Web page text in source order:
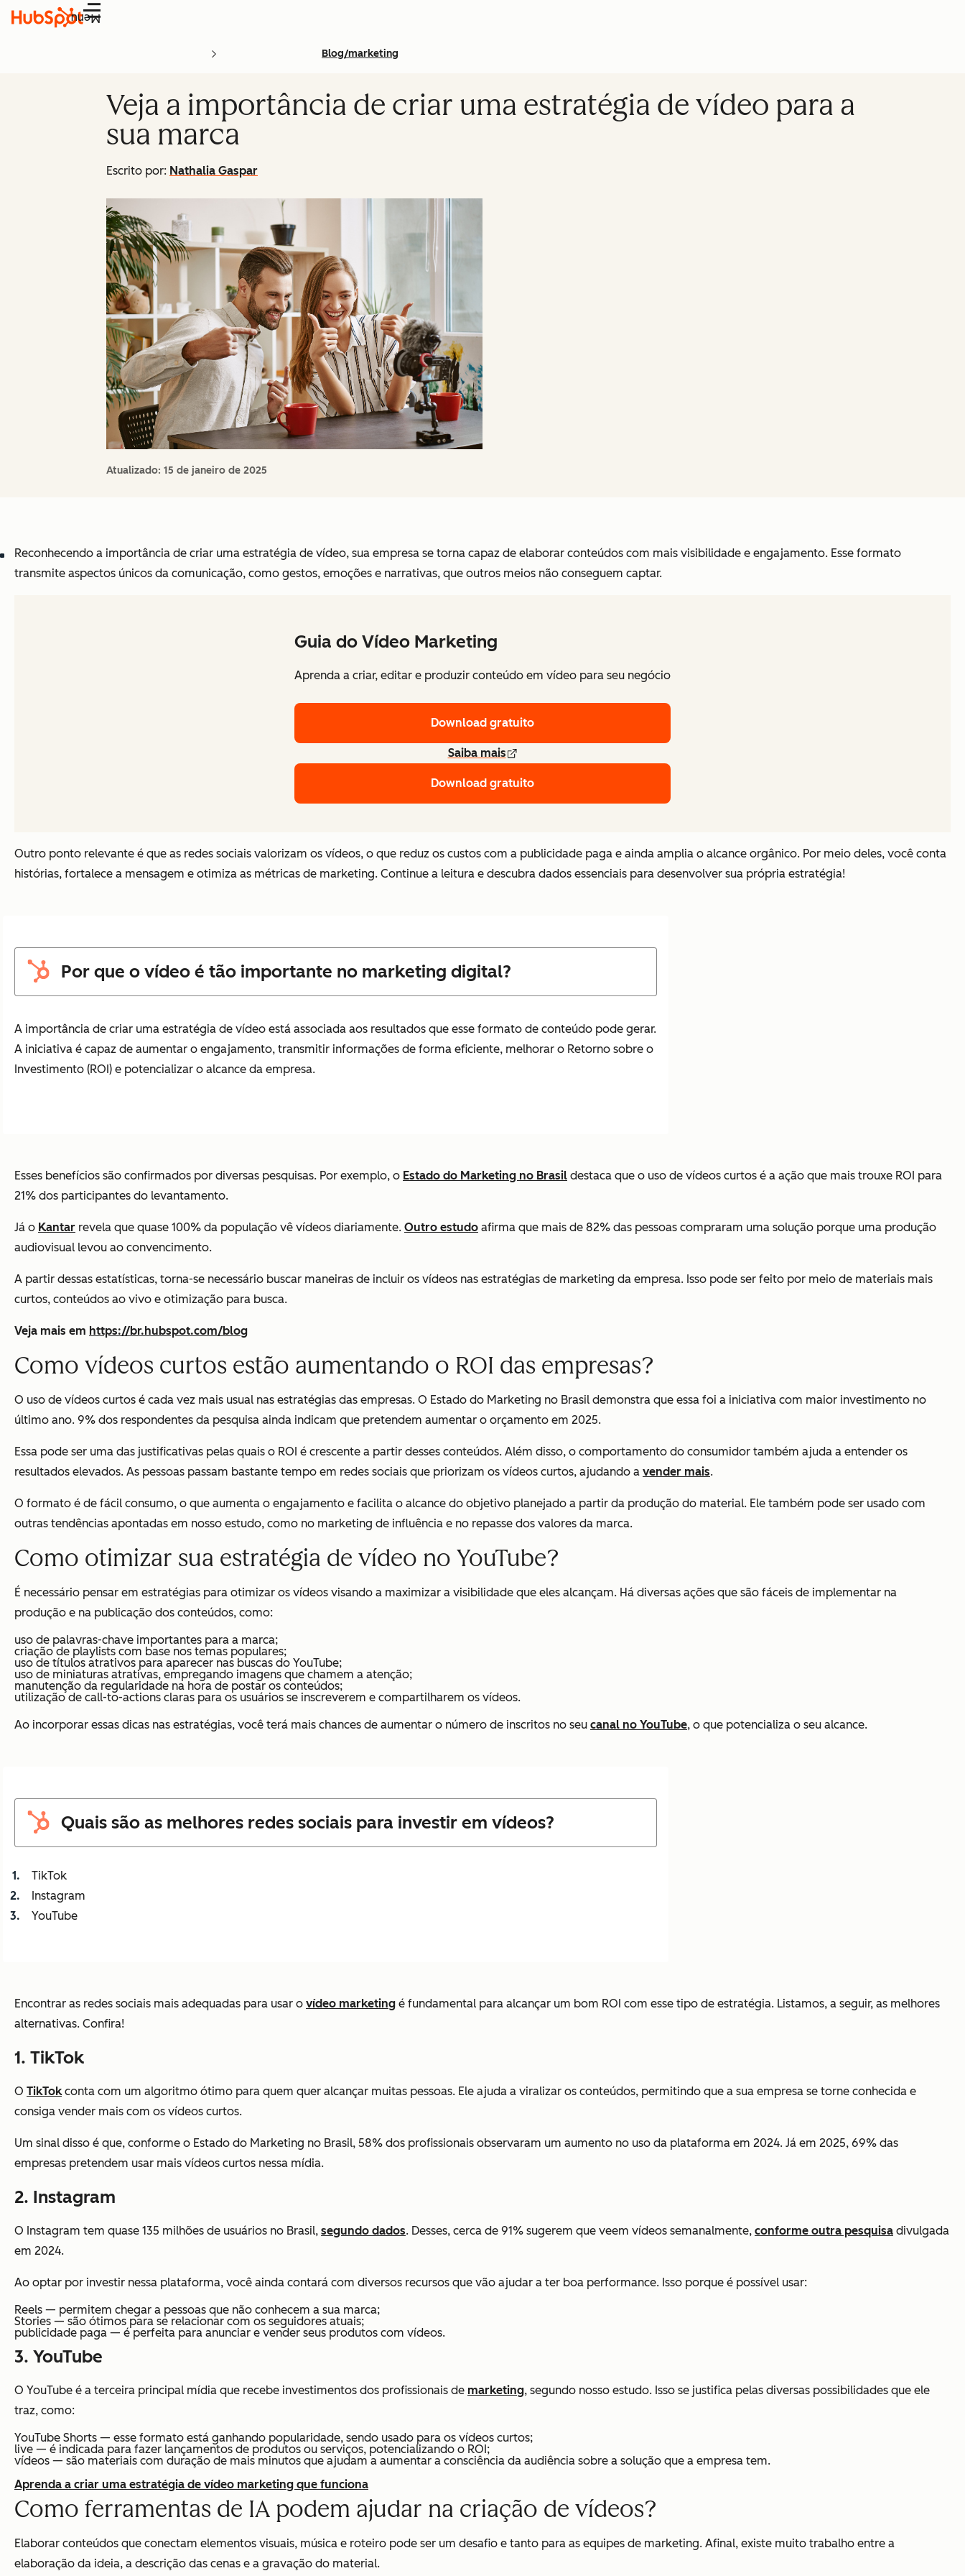
Menu
Blog/marketing
Veja a importância de criar uma estratégia de vídeo para a
sua marca
Escrito por: Nathalia Gaspar
Atualizado: 15 de janeiro de 2025
Reconhecendo a importância de criar uma estratégia de vídeo, sua empresa se torna capaz de elaborar conteúdos com mais visibilidade e engajamento. Esse formato
transmite aspectos únicos da comunicação, como gestos, emoções e narrativas, que outros meios não conseguem captar.
Guia do Vídeo Marketing
Aprenda a criar, editar e produzir conteúdo em vídeo para seu negócio
Download gratuito
Saiba mais
Download gratuito
Outro ponto relevante é que as redes sociais valorizam os vídeos, o que reduz os custos com a publicidade paga e ainda amplia o alcance orgânico. Por meio deles, você conta
histórias, fortalece a mensagem e otimiza as métricas de marketing. Continue a leitura e descubra dados essenciais para desenvolver sua própria estratégia!
Por que o vídeo é tão importante no marketing digital?
A importância de criar uma estratégia de vídeo está associada aos resultados que esse formato de conteúdo pode gerar.
A iniciativa é capaz de aumentar o engajamento, transmitir informações de forma eficiente, melhorar o Retorno sobre o
Investimento (ROI) e potencializar o alcance da empresa.
Esses benefícios são confirmados por diversas pesquisas. Por exemplo, o Estado do Marketing no Brasil destaca que o uso de vídeos curtos é a ação que mais trouxe ROI para
21% dos participantes do levantamento.
Já o Kantar revela que quase 100% da população vê vídeos diariamente. Outro estudo afirma que mais de 82% das pessoas compraram uma solução porque uma produção
audiovisual levou ao convencimento.
A partir dessas estatísticas, torna-se necessário buscar maneiras de incluir os vídeos nas estratégias de marketing da empresa. Isso pode ser feito por meio de materiais mais
curtos, conteúdos ao vivo e otimização para busca.
Veja mais em https://br.hubspot.com/blog
Como vídeos curtos estão aumentando o ROI das empresas?
O uso de vídeos curtos é cada vez mais usual nas estratégias das empresas. O Estado do Marketing no Brasil demonstra que essa foi a iniciativa com maior investimento no
último ano. 9% dos respondentes da pesquisa ainda indicam que pretendem aumentar o orçamento em 2025.
Essa pode ser uma das justificativas pelas quais o ROI é crescente a partir desses conteúdos. Além disso, o comportamento do consumidor também ajuda a entender os
resultados elevados. As pessoas passam bastante tempo em redes sociais que priorizam os vídeos curtos, ajudando a vender mais.
O formato é de fácil consumo, o que aumenta o engajamento e facilita o alcance do objetivo planejado a partir da produção do material. Ele também pode ser usado com
outras tendências apontadas em nosso estudo, como no marketing de influência e no repasse dos valores da marca.
Como otimizar sua estratégia de vídeo no YouTube?
É necessário pensar em estratégias para otimizar os vídeos visando a maximizar a visibilidade que eles alcançam. Há diversas ações que são fáceis de implementar na
produção e na publicação dos conteúdos, como:
uso de palavras-chave importantes para a marca;
criação de playlists com base nos temas populares;
uso de títulos atrativos para aparecer nas buscas do YouTube;
uso de miniaturas atrativas, empregando imagens que chamem a atenção;
manutenção da regularidade na hora de postar os conteúdos;
utilização de call-to-actions claras para os usuários se inscreverem e compartilharem os vídeos.
Ao incorporar essas dicas nas estratégias, você terá mais chances de aumentar o número de inscritos no seu canal no YouTube, o que potencializa o seu alcance.
Quais são as melhores redes sociais para investir em vídeos?
TikTok
Instagram
YouTube
Encontrar as redes sociais mais adequadas para usar o vídeo marketing é fundamental para alcançar um bom ROI com esse tipo de estratégia. Listamos, a seguir, as melhores
alternativas. Confira!
1. TikTok
O TikTokconta com um algoritmo ótimo para quem quer alcançar muitas pessoas. Ele ajuda a viralizar os conteúdos, permitindo que a sua empresa se torne conhecida e
consiga vender mais com os vídeos curtos.
Um sinal disso é que, conforme o Estado do Marketing no Brasil, 58% dos profissionais observaram um aumento no uso da plataforma em 2024. Já em 2025, 69% das
empresas pretendem usar mais vídeos curtos nessa mídia.
2. Instagram
O Instagram tem quase 135 milhões de usuários no Brasil, segundo dados. Desses, cerca de 91% sugerem que veem vídeos semanalmente, conforme outra pesquisa divulgada
em 2024.
Ao optar por investir nessa plataforma, você ainda contará com diversos recursos que vão ajudar a ter boa performance. Isso porque é possível usar:
Reels — permitem chegar a pessoas que não conhecem a sua marca;
Stories — são ótimos para se relacionar com os seguidores atuais;
publicidade paga — é perfeita para anunciar e vender seus produtos com vídeos.
3. YouTube
O YouTube é a terceira principal mídia que recebe investimentos dos profissionais de marketing, segundo nosso estudo. Isso se justifica pelas diversas possibilidades que ele
traz, como:
YouTube Shorts — esse formato está ganhando popularidade, sendo usado para os vídeos curtos;
live — é indicada para fazer lançamentos de produtos ou serviços, potencializando o ROI;
vídeos — são materiais com duração de mais minutos que ajudam a aumentar a consciência da audiência sobre a solução que a empresa tem.
Aprenda a criar uma estratégia de vídeo marketing que funciona
Como ferramentas de IA podem ajudar na criação de vídeos?
Elaborar conteúdos que conectam elementos visuais, música e roteiro pode ser um desafio e tanto para as equipes de marketing. Afinal, existe muito trabalho entre a
elaboração da ideia, a descrição das cenas e a gravação do material.